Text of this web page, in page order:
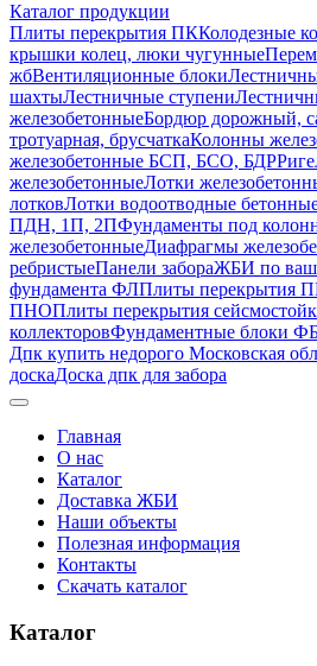
Каталог продукции
Плиты перекрытия ПККолодезные
крышки колец, люки чугунные
жбВентиляционные блоки
шахтыЛестничные ступени
железобетонныеБордюр дорожный,
тротуарная, брусчаткаКолонны
железобетонные БСП, БСО, БДР
железобетонныеЛотки
лотковЛотки водоотводные
ПДН, 1П, 2ПФундаменты под
железобетонныеДиафрагмы
ребристыеПанели забораЖБИ по
фундамента ФЛПлиты перекрытия
ПНОПлиты перекрытия
коллекторовФундаментные блоки
Дпк купить недорого Московская
доскаДоска дпк для забора
Главная
О нас
Каталог
Доставка ЖБИ
Наши объекты
Полезная информация
Контакты
Скачать каталог
Каталог